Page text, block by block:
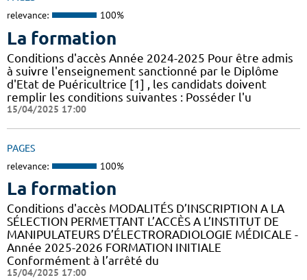
relevance: 100%
La formation
Conditions d'accès Année 2024-2025 Pour être admis
à suivre l'enseignement sanctionné par le Diplôme
d'Etat de Puéricultrice [1] , les candidats doivent
remplir les conditions suivantes : Posséder l'u
15/04/2025 17:00
PAGES
relevance: 100%
La formation
Conditions d'accès MODALITÉS D’INSCRIPTION A LA
SÉLECTION PERMETTANT L’ACCÈS A L’INSTITUT DE
MANIPULATEURS D’ÉLECTRORADIOLOGIE MÉDICALE -
Année 2025-2026 FORMATION INITIALE
Conformément à l’arrêté du
15/04/2025 17:00